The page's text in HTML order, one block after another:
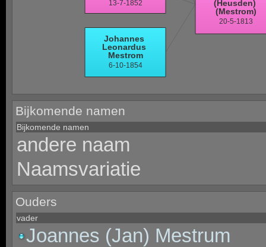
Bijkomende namen
Bijkomende namen
andere naam
Naamsvariatie
Ouders
vader
Joannes (Jan) Mestrum